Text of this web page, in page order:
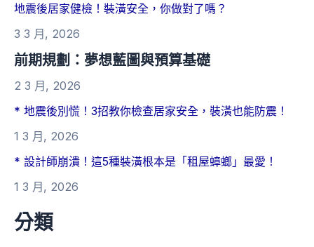
地震後居家健檢！裝潢安全，你做對了嗎？
3 3 月, 2026
前期規劃：夢想藍圖與預算基礎
2 3 月, 2026
* 地震後別慌！3招教你檢查居家安全，裝潢也能防震！
1 3 月, 2026
* 設計師崩潰！這5種裝潢根本是「租屋蟑螂」最愛！
1 3 月, 2026
分類